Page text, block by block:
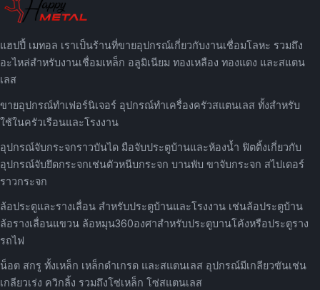
แฮปปี้ เมทอล เราเป็นร้านที่ขายอุปกรณ์เกี่ยวกับงานเชื่อมโลหะ รวมถึง
อะไหล่สำหรับงานเชื่อมเหล็ก อลูมิเนียม ทองเหลือง ทองแดง และสแตน
เลส
ขายอุปกรณ์ทำเฟอร์นิเจอร์ อุปกรณ์ทำเครื่องครัวสแตนเลส ทั้งสำหรับ
ใช้ในครัวเรือนและโรงงาน
อุปกรณ์จับกระจกราวบันได มือจับประตูบ้านและห้องน้ำ ฟิตติ้งเกี่ยวกับ
อุปกรณ์จับยึดกระจกเช่นตัวหนีบกระจก บานพับ ขาจับกระจก สไปเดอร์
ราวกระจก
ล้อประตูและรางเลื่อน สำหรับประตูบ้านและโรงงาน เช่นล้อประตูบ้าน
ล้อรางเลื่อนแขวน ล้อหมุน360องศาสำหรับประตูบานโค้งหรือประตูราง
รถไฟ
น็อต สกรู ทั้งเหล็ก เหล็กดำเกรด และสแตนเลส อุปกรณ์มีเกลียวขันเช่น
เกลียวเร่ง ควิกลิ้ง รวมถึงโซ่เหล็ก โซ่สแตนเลส